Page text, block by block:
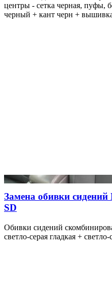
центры - сетка черная, пуфы,
черный + кант черн +
Замена обивки сидений
SD
Обивки сидений
светло-серая гладкая +